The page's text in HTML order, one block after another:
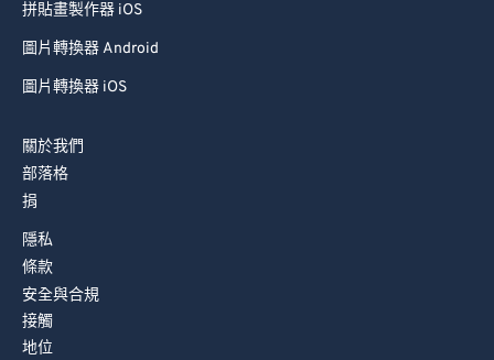
拼貼畫製作器 iOS
圖片轉換器 Android
圖片轉換器 iOS
關於我們
部落格
捐
隱私
條款
安全與合規
接觸
地位